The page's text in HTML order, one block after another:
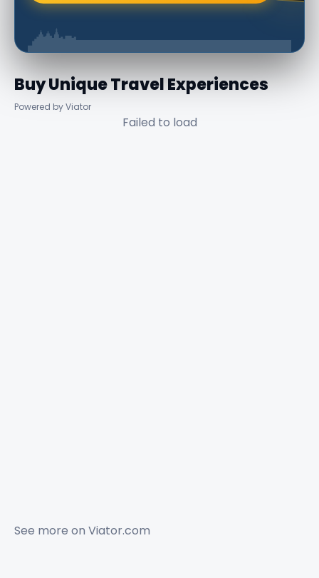
Buy Unique Travel Experiences
Powered by Viator
Failed to load
See more on Viator.com